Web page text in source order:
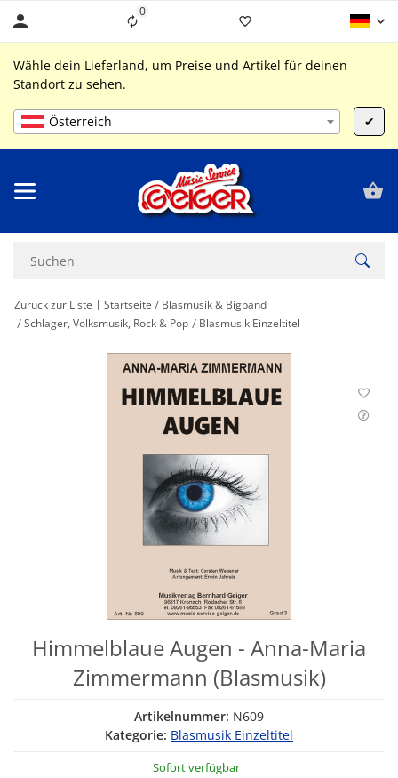
0Liste ist leer
Wähle dein Lieferland, um Preise und Artikel für deinen
Standort zu sehen.
Österreich ✔
Zurück zur Liste Startseite
Blasmusik & Bigband
Schlager, Volksmusik, Rock & Pop
Blasmusik Einzeltitel
Himmelblaue Augen - Anna-Maria
Zimmermann (Blasmusik)
Artikelnummer: N609
Kategorie: Blasmusik Einzeltitel
Sofort verfügbar